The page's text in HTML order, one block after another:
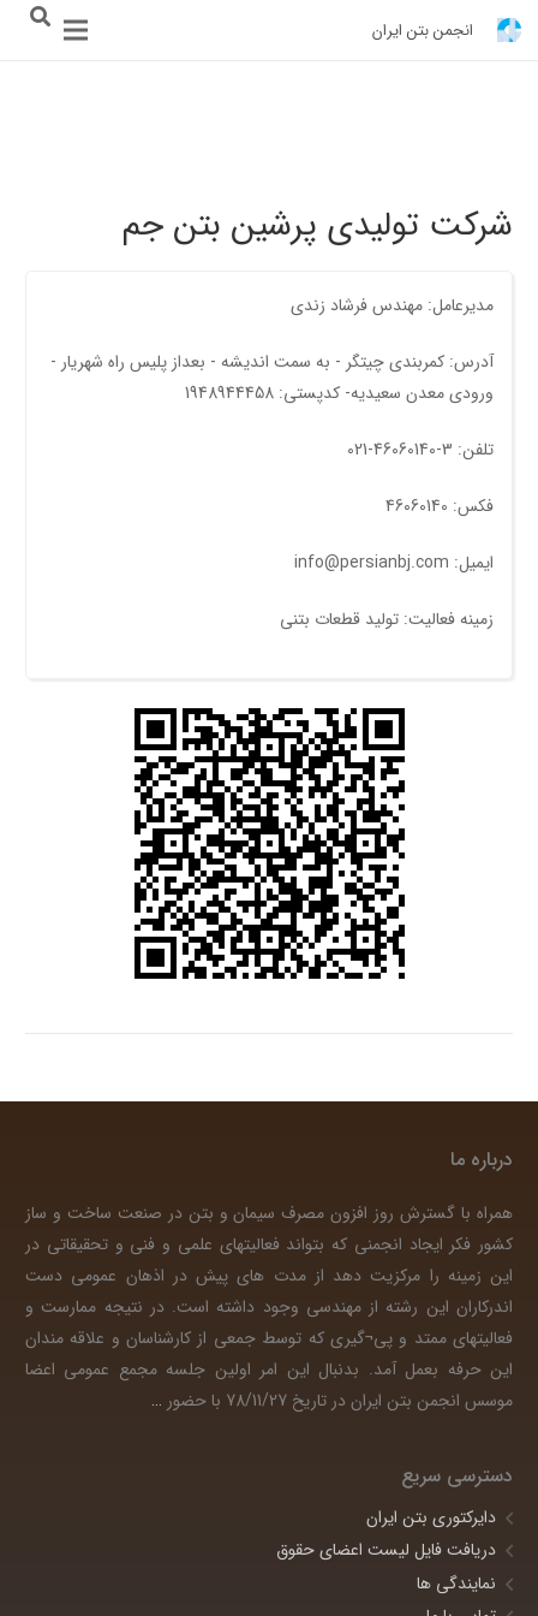
انجمن بتن ایران
شرکت تولیدی پرشین بتن جم
مدیرعامل: مهندس فرشاد زندی
آدرس: کمربندی چیتگر - به سمت اندیشه - بعداز پلیس راه شهریار -
ورودی معدن سعيديه- کدپستی: 1948944458
تلفن: 3-46060140-021
فکس: 46060140
ایمیل: info@persianbj.com
زمینه فعالیت: توليد قطعات بتنی
درباره ما
همراه با گسترش روز افزون مصرف سیمان و بتن در صنعت ساخت و ساز
کشور فکر ایجاد انجمنی که بتواند فعالیتهای علمی و فنی و تحقیقاتی در
این زمینه را مرکزیت دهد از مدت های پیش در اذهان عمومی دست
اندرکاران این رشته از مهندسی وجود داشته است. در نتیجه ممارست و
فعالیتهای ممتد و پی¬گیری که توسط جمعی از کارشناسان و علاقه مندان
این حرفه بعمل آمد. بدنبال این امر اولین جلسه مجمع عمومی اعضا
موسس انجمن بتن ایران در تاریخ 78/11/27 با حضور
…
دسترسی سریع
دایرکتوری بتن ایران
دریافت فایل لیست اعضای حقوق
نمایندگی ها